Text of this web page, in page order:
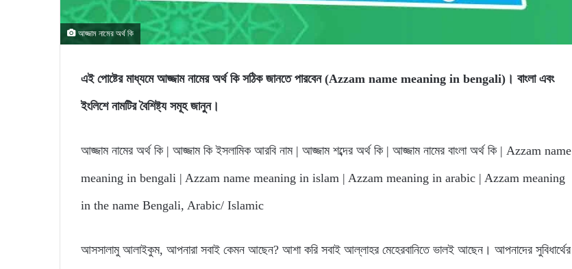
আজ্জাম নামের অর্থ কি
এই পোষ্টের মাধ্যমে আজ্জাম নামের অর্থ কি সঠিক জানতে পারবেন (Azzam name meaning in bengali)। বাংলা এবং
ইংলিশে নামটির বৈশিষ্ট্য সমূহ জানুন।
আজ্জাম নামের অর্থ কি | আজ্জাম কি ইসলামিক আরবি নাম | আজ্জাম শব্দের অর্থ কি | আজ্জাম নামের বাংলা অর্থ কি | Azzam name
meaning in bengali | Azzam name meaning in islam | Azzam meaning in arabic | Azzam meaning
in the name Bengali, Arabic/ Islamic
আসসালামু আলাইকুম, আপনারা সবাই কেমন আছেন? আশা করি সবাই আল্লাহর মেহেরবানিতে ভালই আছেন। আপনাদের সুবিধার্থের